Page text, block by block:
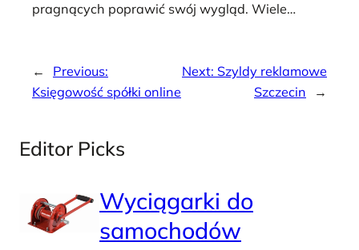
pragnących poprawić swój wygląd. Wiele…
←
Previous:
Księgowość spółki online
Next: Szyldy reklamowe
Szczecin
→
Editor Picks
Wyciągarki do
samochodów